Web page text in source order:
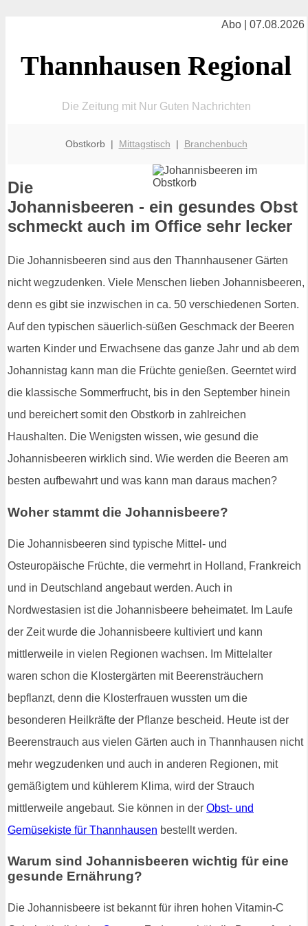
Abo | 07.08.2026
Thannhausen Regional
Die Zeitung mit Nur Guten Nachrichten
Obstkorb | Mittagstisch | Branchenbuch
Die
Johannisbeeren - ein gesundes Obst
schmeckt auch im Office sehr lecker
Die Johannisbeeren sind aus den Thannhausener Gärten
nicht wegzudenken. Viele Menschen lieben Johannisbeeren,
denn es gibt sie inzwischen in ca. 50 verschiedenen Sorten.
Auf den typischen säuerlich-süßen Geschmack der Beeren
warten Kinder und Erwachsene das ganze Jahr und ab dem
Johannistag kann man die Früchte genießen. Geerntet wird
die klassische Sommerfrucht, bis in den September hinein
und bereichert somit den Obstkorb in zahlreichen
Haushalten. Die Wenigsten wissen, wie gesund die
Johannisbeeren wirklich sind. Wie werden die Beeren am
besten aufbewahrt und was kann man daraus machen?
Woher stammt die Johannisbeere?
Die Johannisbeeren sind typische Mittel- und
Osteuropäische Früchte, die vermehrt in Holland, Frankreich
und in Deutschland angebaut werden. Auch in
Nordwestasien ist die Johannisbeere beheimatet. Im Laufe
der Zeit wurde die Johannisbeere kultiviert und kann
mittlerweile in vielen Regionen wachsen. Im Mittelalter
waren schon die Klostergärten mit Beerensträuchern
bepflanzt, denn die Klosterfrauen wussten um die
besonderen Heilkräfte der Pflanze bescheid. Heute ist der
Beerenstrauch aus vielen Gärten auch in Thannhausen nicht
mehr wegzudenken und auch in anderen Regionen, mit
gemäßigtem und kühlerem Klima, wird der Strauch
mittlerweile angebaut. Sie können in der Obst- und
Gemüsekiste für Thannhausen bestellt werden.
Warum sind Johannisbeeren wichtig für eine
gesunde Ernährung?
Die Johannisbeere ist bekannt für ihren hohen Vitamin-C